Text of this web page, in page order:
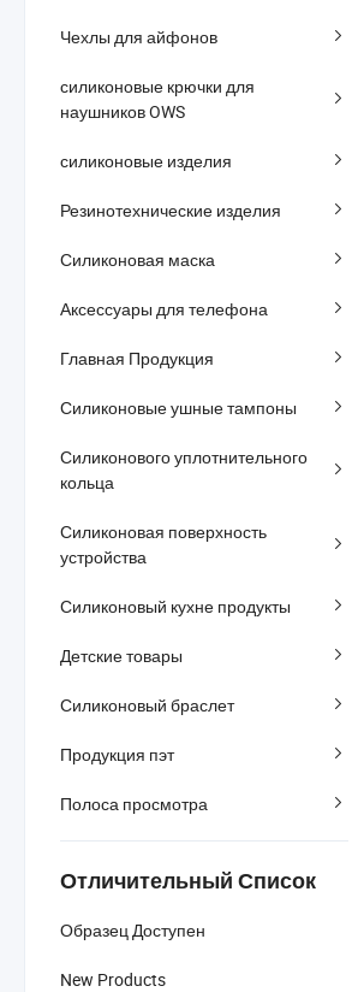
Чехлы для айфонов
силиконовые крючки для
наушников OWS
силиконовые изделия
Резинотехнические изделия
Силиконовая маска
Аксессуары для телефона
Главная Продукция
Силиконовые ушные тампоны
Силиконового уплотнительного
кольца
Силиконовая поверхность
устройства
Силиконовый кухне продукты
Детские товары
Силиконовый браслет
Продукция пэт
Полоса просмотра
Отличительный Список
Образец Доступен
New Products